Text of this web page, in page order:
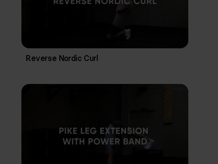
Reverse Nordic Curl